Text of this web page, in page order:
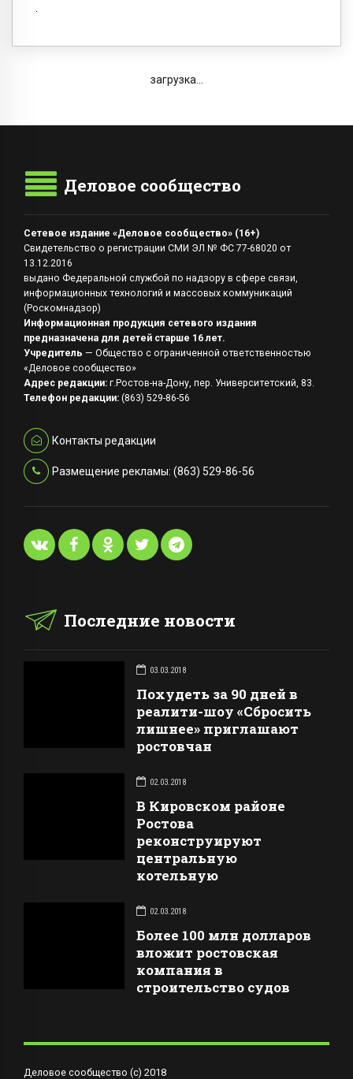
загрузка...
Деловое сообщество
Сетевое издание «Деловое сообщество» (16+)
Свидетельство о регистрации СМИ ЭЛ № ФС 77-68020 от
13.12.2016
выдано Федеральной службой по надзору в сфере связи,
информационных технологий и массовых коммуникаций
(Роскомнадзор)
Информационная продукция сетевого издания
предназначена для детей старше 16 лет.
Учредитель — Общество с ограниченной ответственностью
«Деловое сообщество»
Адрес редакции: г.Ростов-на-Дону, пер. Университетский, 83.
Телефон редакции: (863) 529-86-56
Контакты редакции
Размещение рекламы: (863) 529-86-56
Последние новости
03.03.2018
Похудеть за 90 дней в
реалити-шоу «Сбросить
лишнее» приглашают
ростовчан
02.03.2018
В Кировском районе
Ростова
реконструируют
центральную
котельную
02.03.2018
Более 100 млн долларов
вложит ростовская
компания в
строительство судов
Деловое сообщество (с) 2018